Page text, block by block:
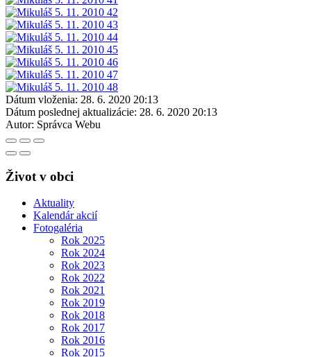
Dátum vloženia: 28. 6. 2020 20:13
Dátum poslednej aktualizácie: 28. 6. 2020 20:13
Autor: Správca Webu
Život v obci
Aktuality
Kalendár akcií
Fotogaléria
Rok 2025
Rok 2024
Rok 2023
Rok 2022
Rok 2021
Rok 2019
Rok 2018
Rok 2017
Rok 2016
Rok 2015